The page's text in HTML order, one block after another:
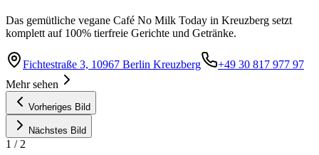
Das gemütliche vegane Café No Milk Today in Kreuzberg setzt
komplett auf 100% tierfreie Gerichte und Getränke.
Fichtestraße 3, 10967 Berlin Kreuzberg
+49 30 817 977 97
Mehr sehen
Vorheriges Bild
Nächstes Bild
1 / 2